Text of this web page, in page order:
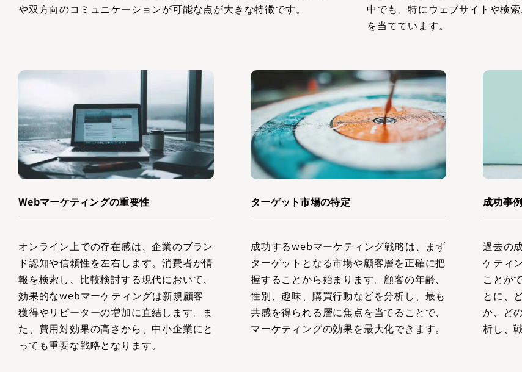
や双方向のコミュニケーションが可能な点が大きな特徴です。
中でも、特にウェブサイトや検
を当てています。
Webマーケティングの重要性
オンライン上での存在感は、企業のブラン
ド認知や信頼性を左右します。消費者が情
報を検索し、比較検討する現代において、
効果的なwebマーケティングは新規顧客
獲得やリピーターの増加に直結します。ま
た、費用対効果の高さから、中小企業にと
っても重要な戦略となります。
ターゲット市場の特定
成功するwebマーケティング戦略は、まず
ターゲットとなる市場や顧客層を正確に把
握することから始まります。顧客の年齢、
性別、趣味、購買行動などを分析し、最も
共感を得られる層に焦点を当てることで、
マーケティングの効果を最大化できます。
成功事
過去の
ケティ
ことが
とに、
か、ど
析し、